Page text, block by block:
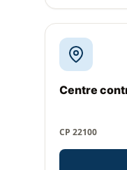
Centre
CP 22100